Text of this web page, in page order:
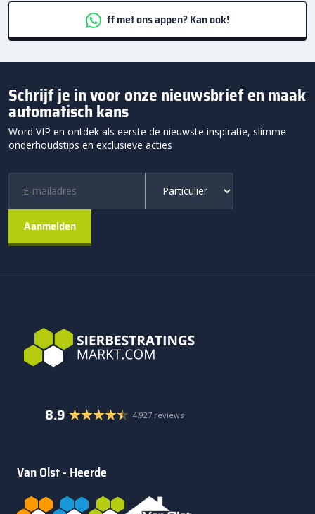
ff met ons appen? Kan ook!
Schrijf je in voor onze nieuwsbrief en maak
automatisch kans
Word VIP en ontdek als eerste de nieuwste inspiratie, slimme
onderhoudstips en exclusieve acties
8.9 4.927 reviews
Van Olst - Heerde